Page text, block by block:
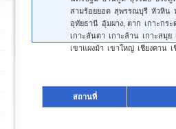
สามร้อยยอด สุพรรณบุรี หัวหิน
อุทัยธานี อุ้มผาง, ตาก เกาะกร
เกาะลันตา เกาะล้าน เกาะสมุย
เขาแผงม้า เขาใหญ่ เชียงคาน
สถานที่